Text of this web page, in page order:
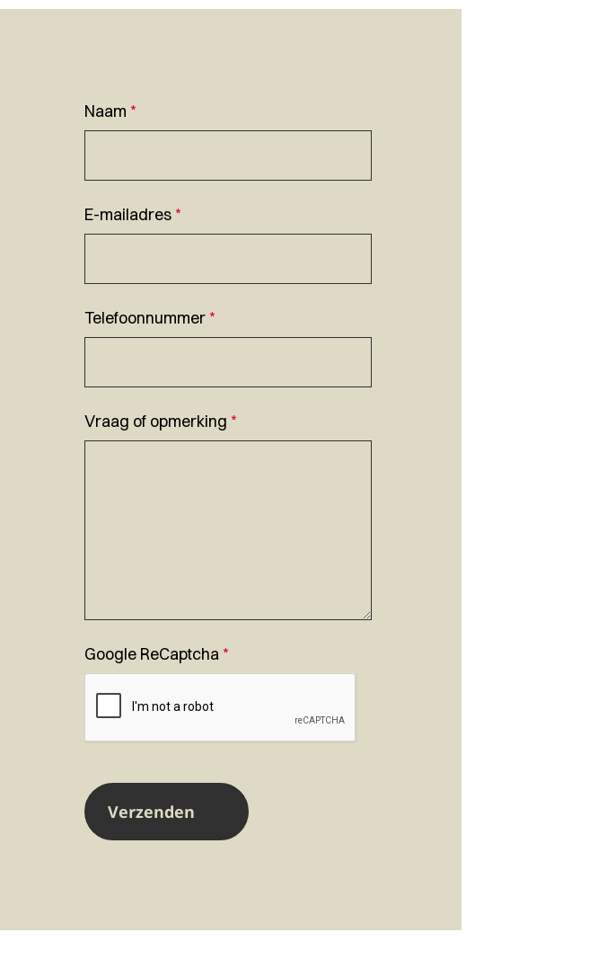
Naam *
E-mailadres *
Telefoonnummer *
Vraag of opmerking *
Google ReCaptcha *